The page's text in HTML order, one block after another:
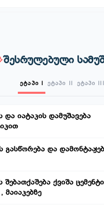
შესრულებული
ეტაპი I ეტაპი II ეტაპი III
და იატაკის დამუშავება
გასწორება და
შებათქაშება ქვიშა
მაიაკებზე